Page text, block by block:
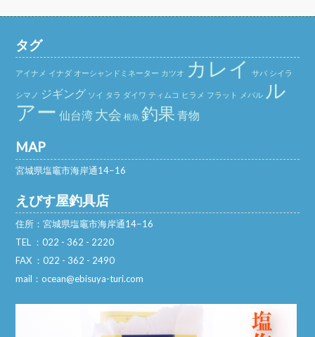
タグ
アイナメ イナダ オーシャンドミネーター カツオ カレイ サバ シイラ
シマノ ジギング ソイ タラ ダイワ ティムコ ヒラメ フラット メバル ル
アー 仙台湾 大会 根魚 釣果 青物
MAP
宮城県塩竈市海岸通14−16
えびす屋釣具店
住所：宮城県塩竈市海岸通14−16
TEL ：022 - 362 - 2220
FAX ：022 - 362 - 2490
mail：ocean@ebisuya-turi.com